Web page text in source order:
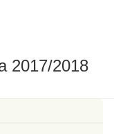
2017/2018